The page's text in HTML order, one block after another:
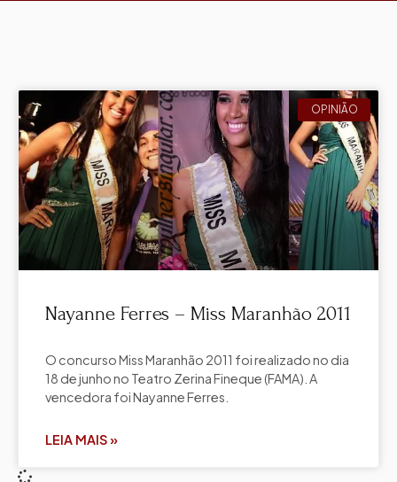
OPINIÃO
Nayanne Ferres – Miss Maranhão 2011
O concurso Miss Maranhão 2011 foi realizado no dia
18 de junho no Teatro Zerina Fineque (FAMA). A
vencedora foi Nayanne Ferres.
LEIA MAIS »